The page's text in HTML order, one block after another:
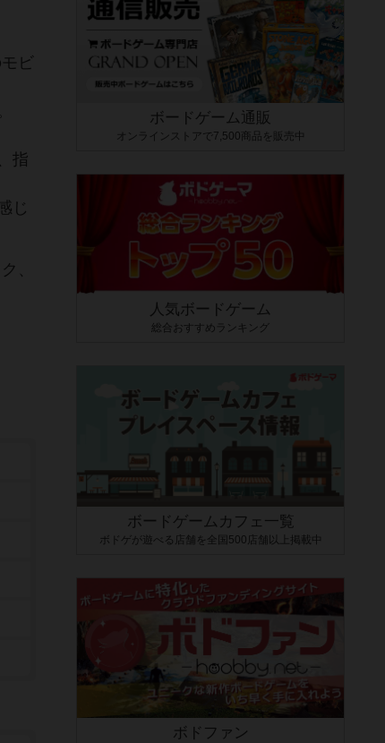
ビ
指
じ
、
ボードゲーム通販
オンラインストアで7,500商品を販売中
人気ボードゲーム
総合おすすめランキング
ボードゲームカフェ一覧
ボドゲが遊べる店舗を全国500店舗以上掲載中
ボドファン